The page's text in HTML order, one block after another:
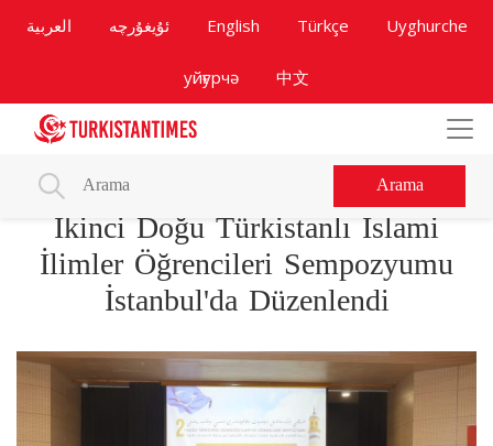
العربية ئۇيغۇرچە English Türkçe Uyghurche
уйғурчә 中文
Arama
İkinci Doğu Türkistanlı İslami
İlimler Öğrencileri Sempozyumu
İstanbul'da Düzenlendi